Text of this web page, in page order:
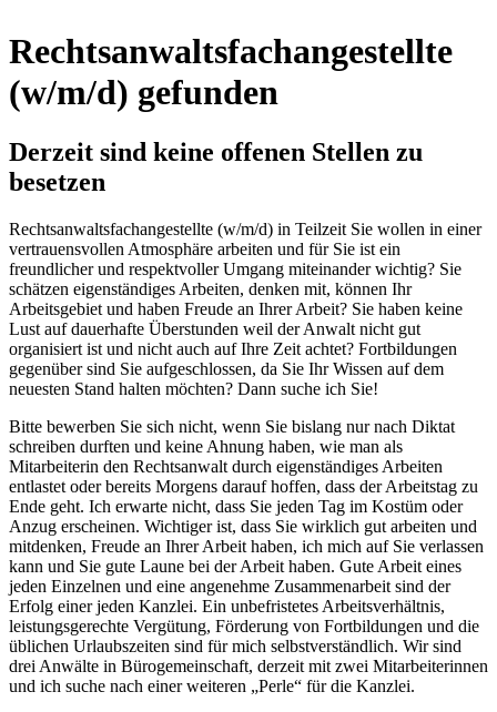
Rechtsanwaltsfachangestellte
(w/m/d) gefunden
Derzeit sind keine offenen Stellen zu
besetzen
Rechtsanwaltsfachangestellte (w/m/d) in Teilzeit Sie wollen in einer
vertrauensvollen Atmosphäre arbeiten und für Sie ist ein
freundlicher und respektvoller Umgang miteinander wichtig? Sie
schätzen eigenständiges Arbeiten, denken mit, können Ihr
Arbeitsgebiet und haben Freude an Ihrer Arbeit? Sie haben keine
Lust auf dauerhafte Überstunden weil der Anwalt nicht gut
organisiert ist und nicht auch auf Ihre Zeit achtet? Fortbildungen
gegenüber sind Sie aufgeschlossen, da Sie Ihr Wissen auf dem
neuesten Stand halten möchten? Dann suche ich Sie!
Bitte bewerben Sie sich nicht, wenn Sie bislang nur nach Diktat
schreiben durften und keine Ahnung haben, wie man als
Mitarbeiterin den Rechtsanwalt durch eigenständiges Arbeiten
entlastet oder bereits Morgens darauf hoffen, dass der Arbeitstag zu
Ende geht. Ich erwarte nicht, dass Sie jeden Tag im Kostüm oder
Anzug erscheinen. Wichtiger ist, dass Sie wirklich gut arbeiten und
mitdenken, Freude an Ihrer Arbeit haben, ich mich auf Sie verlassen
kann und Sie gute Laune bei der Arbeit haben. Gute Arbeit eines
jeden Einzelnen und eine angenehme Zusammenarbeit sind der
Erfolg einer jeden Kanzlei. Ein unbefristetes Arbeitsverhältnis,
leistungsgerechte Vergütung, Förderung von Fortbildungen und die
üblichen Urlaubszeiten sind für mich selbstverständlich. Wir sind
drei Anwälte in Bürogemeinschaft, derzeit mit zwei Mitarbeiterinnen
und ich suche nach einer weiteren „Perle“ für die Kanzlei.